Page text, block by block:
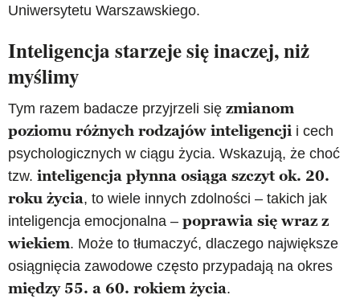
Uniwersytetu Warszawskiego.
Inteligencja starzeje się inaczej, niż
myślimy
Tym razem badacze przyjrzeli się zmianom
poziomu różnych rodzajów inteligencji i cech
psychologicznych w ciągu życia. Wskazują, że choć
tzw. inteligencja płynna osiąga szczyt ok. 20.
roku życia, to wiele innych zdolności – takich jak
inteligencja emocjonalna – poprawia się wraz z
wiekiem. Może to tłumaczyć, dlaczego największe
osiągnięcia zawodowe często przypadają na okres
między 55. a 60. rokiem życia.